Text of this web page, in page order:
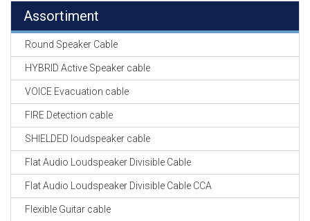
Assortiment
Round Speaker Cable
HYBRID Active Speaker cable
VOICE Evacuation cable
FIRE Detection cable
SHIELDED loudspeaker cable
Flat Audio Loudspeaker Divisible Cable
Flat Audio Loudspeaker Divisible Cable CCA
Flexible Guitar cable